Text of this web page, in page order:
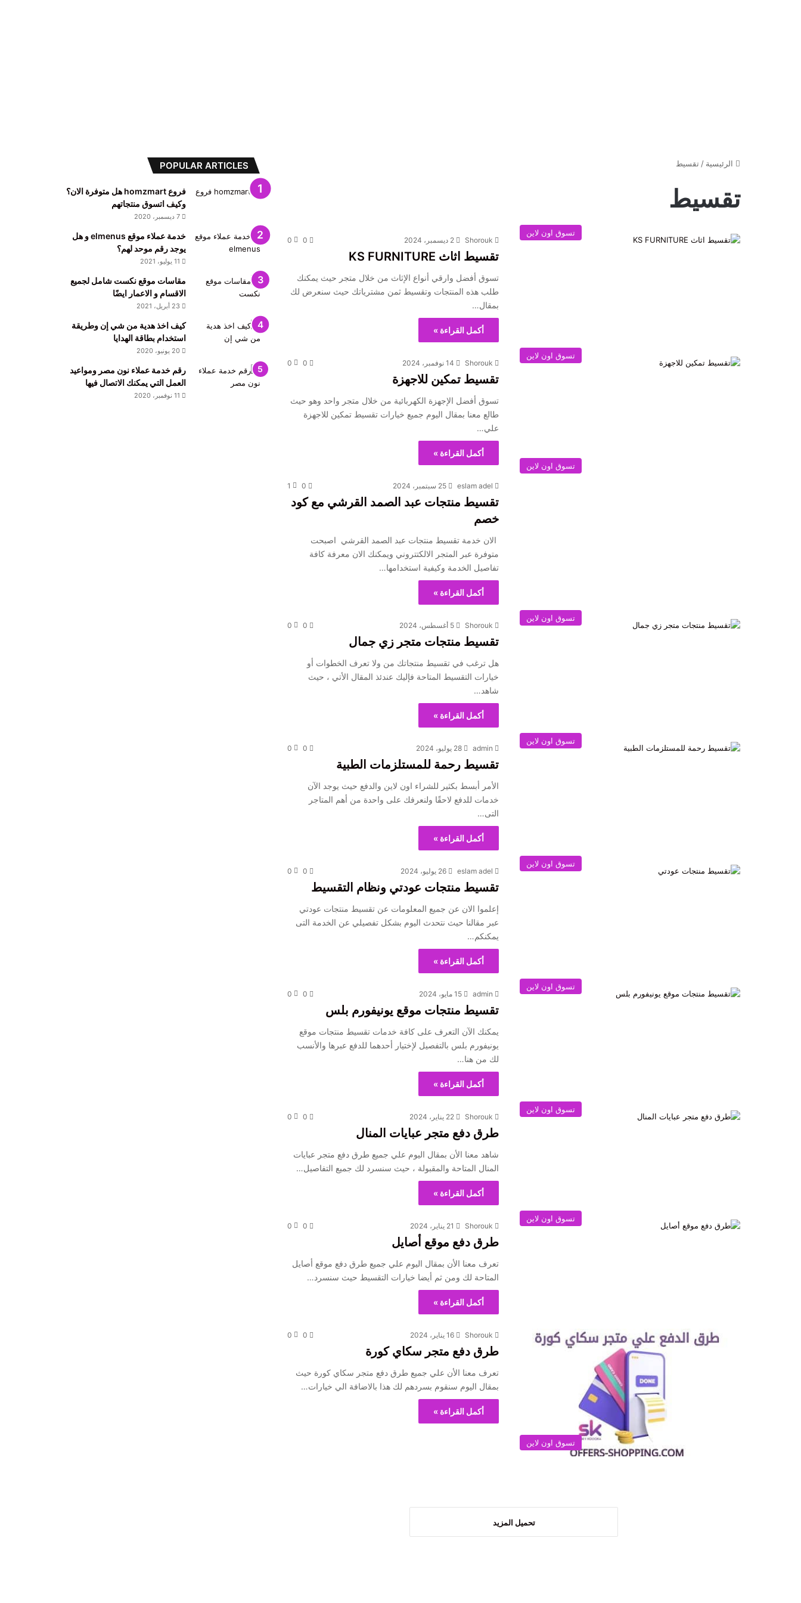
الرئيسية / تقسيط
تقسيط
تسوق اون لاين
Shorouk 2 ديسمبر، 2024 0
0
تقسيط اثاث KS FURNITURE
تسوق أفضل وارقي أنواع الإثاث من خلال متجر حيث يمكنك
طلب هذه المنتجات وتقسيط ثمن مشترياتك حيث سنعرض لك
بمقال…
أكمل القراءة »
تسوق اون لاين
Shorouk 14 نوفمبر، 2024 0
0
تقسيط تمكين للاجهزة
تسوق أفضل الإجهزة الكهربائية من خلال متجر واحد وهو حيث
طالع معنا بمقال اليوم جميع خيارات تقسيط تمكين للاجهزة
علي…
أكمل القراءة »
تسوق اون لاين
eslam adel 25 سبتمبر، 2024 0
1
تقسيط منتجات عبد الصمد القرشي مع كود
خصم
الان خدمة تقسيط منتجات عبد الصمد القرشي اصبحت
متوفرة عبر المتجر الالكتتروني ويمكنك الان معرفة كافة
تفاصيل الخدمة وكيفية استخدامها…
أكمل القراءة »
تسوق اون لاين
Shorouk 5 أغسطس، 2024 0
0
تقسيط منتجات متجر زي جمال
هل ترغب في تقسيط منتجاتك من ولا تعرف الخطوات أو
خيارات التقسيط المتاحة فإليك عندئذ المقال الأتي ، حيث
شاهد…
أكمل القراءة »
تسوق اون لاين
admin 28 يوليو، 2024 0
0
تقسيط رحمة للمستلزمات الطبية
الأمر أبسط بكثير للشراء اون لاين والدفع حيث يوجد الآن
خدمات للدفع لاحقًا ولنعرفك على واحدة من أهم المتاجر
التى…
أكمل القراءة »
تسوق اون لاين
eslam adel 26 يوليو، 2024 0
0
تقسيط منتجات عودتي ونظام التقسيط
إعلموا الان عن جميع المعلومات عن تقسيط منتجات عودتي
عبر مقالنا حيث نتحدث اليوم بشكل تفصيلي عن الخدمة التى
يمكنكم…
أكمل القراءة »
تسوق اون لاين
admin 15 مايو، 2024 0
0
تقسيط منتجات موقع يونيفورم بلس
يمكنك الآن التعرف على كافة خدمات تقسيط منتجات موقع
يونيفورم بلس بالتفصيل لإختيار أحدهما للدفع عبرها والأنسب
لك من هنا…
أكمل القراءة »
تسوق اون لاين
Shorouk 22 يناير، 2024 0
0
طرق دفع متجر عبايات المنال
شاهد معنا الأن بمقال اليوم علي جميع طرق دفع متجر عبايات
المنال المتاحة والمقبولة ، حيث سنسرد لك جميع التفاصيل…
أكمل القراءة »
تسوق اون لاين
Shorouk 21 يناير، 2024 0
0
طرق دفع موقع أصايل
تعرف معنا الأن بمقال اليوم علي جميع طرق دفع موقع أصايل
المتاحة لك ومن ثم أيضا خيارات التقسيط حيث سنسرد…
أكمل القراءة »
تسوق اون لاين
Shorouk 16 يناير، 2024 0
0
طرق دفع متجر سكاي كورة
تعرف معنا الأن علي جميع طرق دفع متجر سكاي كورة حيث
بمقال اليوم سنقوم بسردهم لك هذا بالاضافة الي خيارات…
أكمل القراءة »
تحميل المزيد
POPULAR ARTICLES
فروع homzmart هل متوفرة الان؟
وكيف اتسوق منتجاتهم
7 ديسمبر، 2020
خدمة عملاء موقع elmenus و هل
يوجد رقم موحد لهم؟
11 يوليو، 2021
مقاسات موقع نكست شامل لجميع
الاقسام و الاعمار ايضًا
23 أبريل، 2021
كيف اخذ هدية من شي إن وطريقة
استخدام بطاقة الهدايا
20 يونيو، 2020
رقم خدمة عملاء نون مصر ومواعيد
العمل التي يمكنك الاتصال فيها
11 نوفمبر، 2020